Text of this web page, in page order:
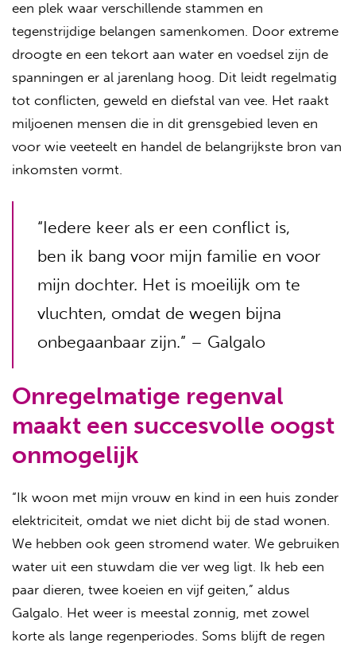
een plek waar verschillende stammen en
tegenstrijdige belangen samenkomen. Door extreme
droogte en een tekort aan water en voedsel zijn de
spanningen er al jarenlang hoog. Dit leidt regelmatig
tot conflicten, geweld en diefstal van vee. Het raakt
miljoenen mensen die in dit grensgebied leven en
voor wie veeteelt en handel de belangrijkste bron van
inkomsten vormt.
“Iedere keer als er een conflict is,
ben ik bang voor mijn familie en voor
mijn dochter. Het is moeilijk om te
vluchten, omdat de wegen bijna
onbegaanbaar zijn.” – Galgalo
Onregelmatige regenval
maakt een succesvolle oogst
onmogelijk
“Ik woon met mijn vrouw en kind in een huis zonder
elektriciteit, omdat we niet dicht bij de stad wonen.
We hebben ook geen stromend water. We gebruiken
water uit een stuwdam die ver weg ligt. Ik heb een
paar dieren, twee koeien en vijf geiten,” aldus
Galgalo. Het weer is meestal zonnig, met zowel
korte als lange regenperiodes. Soms blijft de regen